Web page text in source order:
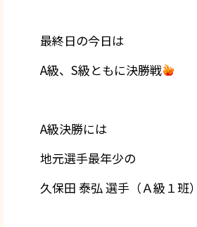
最終日の今日は
A級、S級ともに決勝戦
A級決勝には
地元選手最年少の
久保田 泰弘 選手（Ａ級１班